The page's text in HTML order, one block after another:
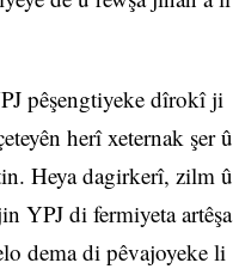
pêşengtiyeke dîrokî ji
herî xeternak şer û
Heya dagirkerî, zilm û
YPJ di fermiyeta artêşa
dema di pêvajoyeke li